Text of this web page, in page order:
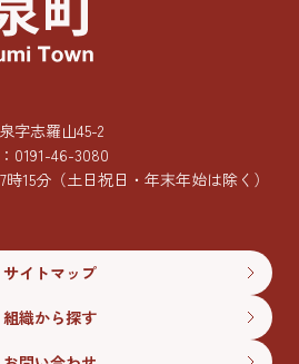
字志羅山45-2
0191-46-3080
時15分 （土日祝日・年末年始は除く）
サイトマップ
組織から探す